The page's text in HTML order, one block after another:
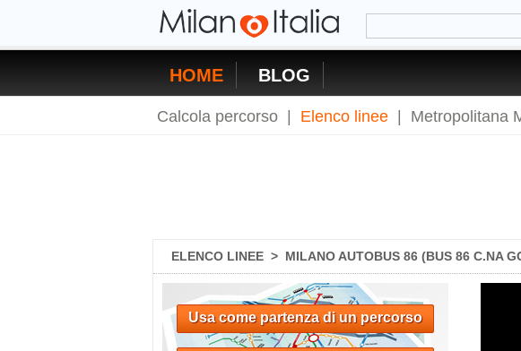
HOME BLOG
Calcola percorso Elenco linee Metropolitana
ELENCO LINEE > MILANO AUTOBUS 86 (BUS 86 C.NA
Usa come partenza di un percorso